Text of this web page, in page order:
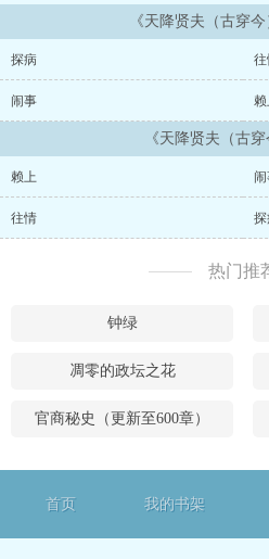
上。这个男人一副跟她很熟的样子称
口查无此人的男人就此赖上她？罢了
做挡箭牌，挡挡烦人的前男友吧。
《天降贤夫（古穿
探病
闹事 赖
《天降贤夫（古
赖上
往情
热门推
钟绿
凋零的政坛之花
官商秘史（更新至600章）
首页 我的书架